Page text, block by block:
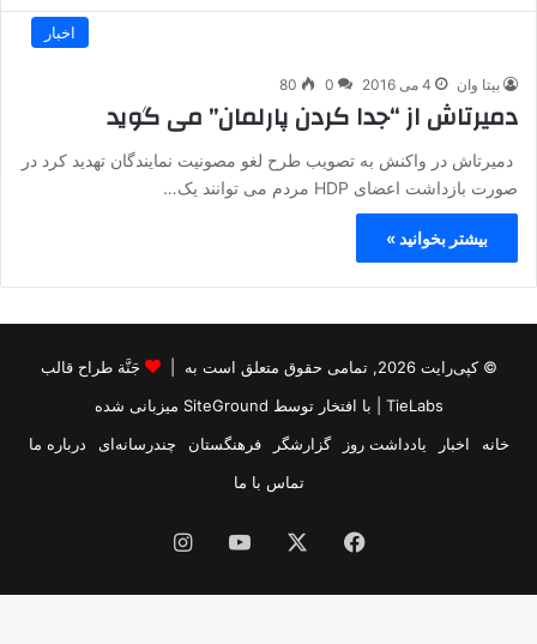
اخبار
بیتا وان 4 می 2016 0
80
دمیرتاش از “جدا کردن پارلمان” می گوید
دمیرتاش در واکنش به تصویب طرح لغو مصونیت نمایندگان تهدید کرد در
صورت بازداشت اعضای HDP مردم می توانند یک…
بیشتر بخوانید »
© کپی‌رایت 2026, تمامی حقوق متعلق است به |
جَنَّة طراح قالب
TieLabs | با افتخار توسط SiteGround میزبانی شده
خانه
اخبار یادداشت روز گزارشگر فرهنگستان چندرسانه‌ای
درباره ما
تماس با ما
فیس
بوک
یوتیوب